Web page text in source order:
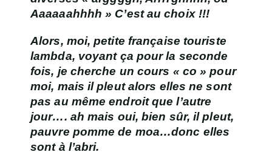
Aaaaaahhhh » C’est au choix !!!
Alors, moi, petite française touriste
lambda, voyant ça pour la seconde
fois, je cherche un cours « co » pour
moi, mais il pleut alors elles ne sont
pas au même endroit que l’autre
jour…. ah mais oui, bien sûr, il pleut,
pauvre pomme de moa…donc elles
sont à l’abri.